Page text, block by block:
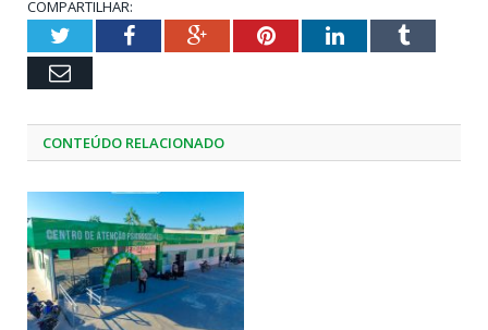
COMPARTILHAR:
TwitterFacebookGoogle+PinterestLinkedInTumblr
Email
CONTEÚDO RELACIONADO